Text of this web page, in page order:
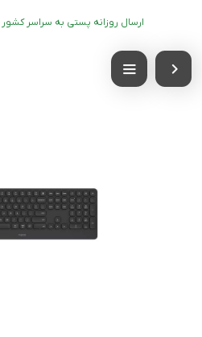
ارسال روزانه پستی به سراسر کشور (